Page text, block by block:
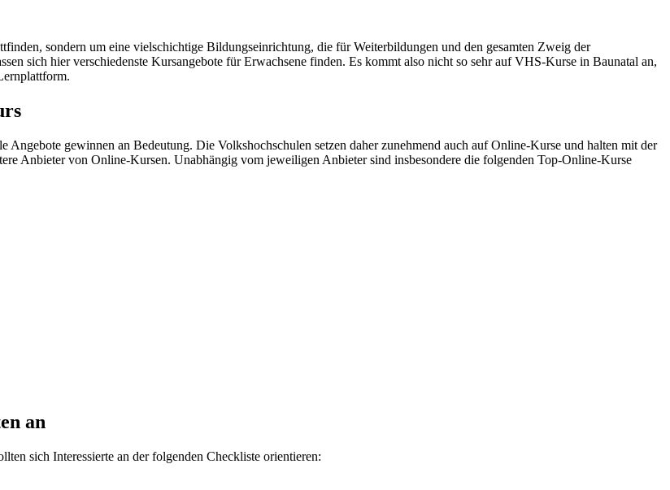
sondern um eine vielschichtige Bildungseinrichtung, die für Weiterbildungen und den gesamten Zweig der
sich hier verschiedenste Kursangebote für Erwachsene finden. Es kommt also nicht so sehr auf VHS-Kurse in Baunatal an,
gewinnen an Bedeutung. Die Volkshochschulen setzen daher zunehmend auch auf Online-Kurse und halten mit der
Anbieter von Online-Kursen. Unabhängig vom jeweiligen Anbieter sind insbesondere die folgenden Top-Online-Kurse
an
sich Interessierte an der folgenden Checkliste orientieren: